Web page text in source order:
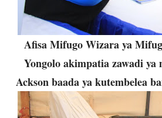
Afisa Mifugo Wizara ya
Yongolo akimpatia zawadi
Ackson baada ya kutembelea